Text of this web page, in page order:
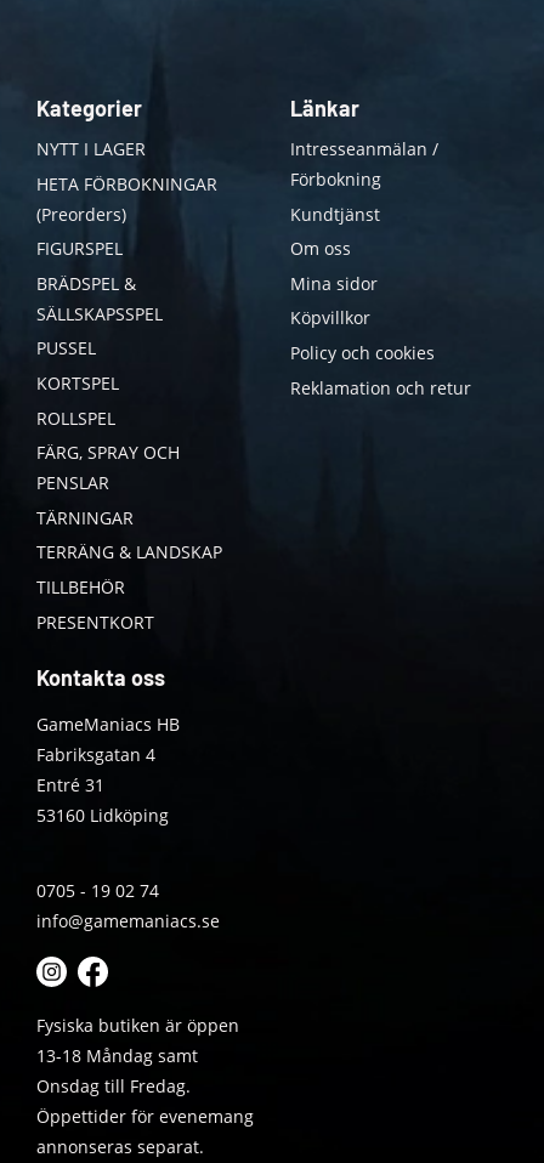
Kategorier
NYTT I LAGER
HETA FÖRBOKNINGAR
(Preorders)
FIGURSPEL
BRÄDSPEL &
SÄLLSKAPSSPEL
PUSSEL
KORTSPEL
ROLLSPEL
FÄRG, SPRAY OCH
PENSLAR
TÄRNINGAR
TERRÄNG & LANDSKAP
TILLBEHÖR
PRESENTKORT
Länkar
Intresseanmälan /
Förbokning
Kundtjänst
Om oss
Mina sidor
Köpvillkor
Policy och cookies
Reklamation och retur
Kontakta oss
GameManiacs HB
Fabriksgatan 4
Entré 31
53160 Lidköping
0705 - 19 02 74
info@gamemaniacs.se
Fysiska butiken är öppen
13-18 Måndag samt
Onsdag till Fredag.
Öppettider för evenemang
annonseras separat.